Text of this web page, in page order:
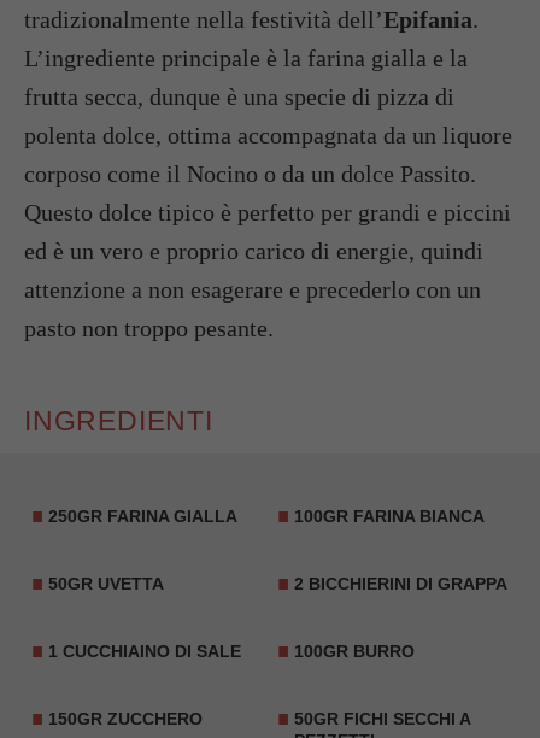
tradizionalmente nella festività dell’Epifania.
L’ingrediente principale è la farina gialla e la
frutta secca, dunque è una specie di pizza di
polenta dolce, ottima accompagnata da un liquore
corposo come il Nocino o da un dolce Passito.
Questo dolce tipico è perfetto per grandi e piccini
ed è un vero e proprio carico di energie, quindi
attenzione a non esagerare e precederlo con un
pasto non troppo pesante.
INGREDIENTI
250GR FARINA GIALLA 100GR FARINA BIANCA
50GR UVETTA 2 BICCHIERINI DI GRAPPA
1 CUCCHIAINO DI SALE 100GR BURRO
150GR ZUCCHERO
50GR FICHI SECCHI A